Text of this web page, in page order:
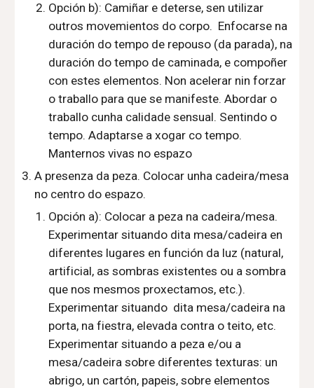
Opción b): Camiñar e deterse, sen utilizar
outros movemientos do corpo. Enfocarse na
duración do tempo de repouso (da parada), na
duración do tempo de caminada, e compoñer
con estes elementos. Non acelerar nin forzar
o traballo para que se manifeste. Abordar o
traballo cunha calidade sensual. Sentindo o
tempo. Adaptarse a xogar co tempo.
Manternos vivas no espazo
A presenza da peza. Colocar unha cadeira/mesa
no centro do espazo.
Opción a): Colocar a peza na cadeira/mesa.
Experimentar situando dita mesa/cadeira en
diferentes lugares en función da luz (natural,
artificial, as sombras existentes ou a sombra
que nos mesmos proxectamos, etc.).
Experimentar situando dita mesa/cadeira na
porta, na fiestra, elevada contra o teito, etc.
Experimentar situando a peza e/ou a
mesa/cadeira sobre diferentes texturas: un
abrigo, un cartón, papeis, sobre elementos